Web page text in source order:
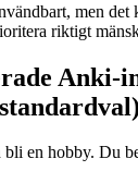
men det
riktigt
Anki-
en hobby. Du